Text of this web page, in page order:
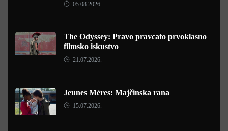
05.08.2026.
The Odyssey: Pravo pravcato prvoklasno
filmsko iskustvo
21.07.2026.
Jeunes Mères: Majčinska rana
15.07.2026.